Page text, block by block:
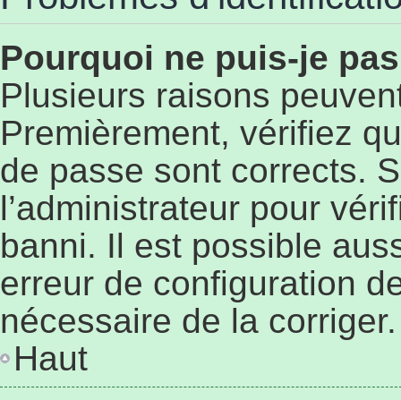
Pourquoi ne puis-je
Plusieurs raisons
Premièrement, vérifiez
de passe sont corrects.
l’administrateur pour
banni. Il est possible
erreur de configuration
nécessaire de la corriger.
Haut